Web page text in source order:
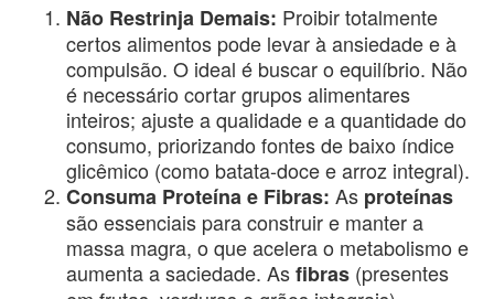
Não Restrinja Demais: Proibir totalmente
certos alimentos pode levar à ansiedade e à
compulsão. O ideal é buscar o equilíbrio. Não
é necessário cortar grupos alimentares
inteiros; ajuste a qualidade e a quantidade do
consumo, priorizando fontes de baixo índice
glicêmico (como batata-doce e arroz integral).
Consuma Proteína e Fibras: As proteínas
são essenciais para construir e manter a
massa magra, o que acelera o metabolismo e
aumenta a saciedade. Asfibras (presentes